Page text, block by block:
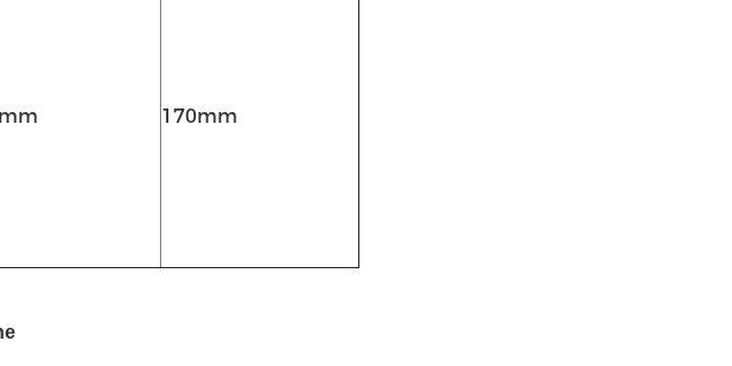
170mm